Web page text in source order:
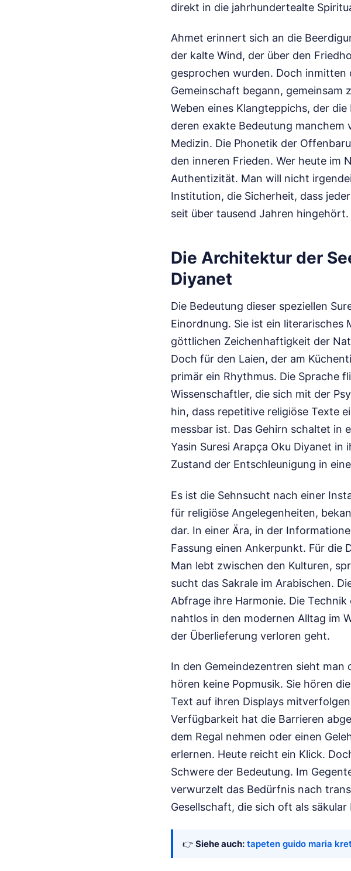
direkt in die jahrhundertealte
Ahmet erinnert sich an die
der kalte Wind, der über den
gesprochen wurden. Doch inmitten
Gemeinschaft begann, gemeinsam
Weben eines Klangteppichs, der
deren exakte Bedeutung
Medizin. Die Phonetik der
den inneren Frieden. Wer heute im
Authentizität. Man will nicht
Institution, die Sicherheit, dass
seit über tausend Jahren hingehört.
Die Architektur der
Diyanet
Die Bedeutung dieser speziellen
Einordnung. Sie ist ein
göttlichen Zeichenhaftigkeit der
Doch für den Laien, der am
primär ein Rhythmus. Die Sprache
Wissenschaftler, die sich mit der
hin, dass repetitive religiöse Texte
messbar ist. Das Gehirn schaltet in
Yasin Suresi Arapça Oku Diyanet
Zustand der Entschleunigung in
Es ist die Sehnsucht nach einer
für religiöse Angelegenheiten,
dar. In einer Ära, in der
Fassung einen Ankerpunkt. Für die
Man lebt zwischen den Kulturen,
sucht das Sakrale im Arabischen.
Abfrage ihre Harmonie. Die
nahtlos in den modernen Alltag im
der Überlieferung verloren geht.
In den Gemeindezentren sieht
hören keine Popmusik. Sie hören
Text auf ihren Displays
Verfügbarkeit hat die Barrieren
dem Regal nehmen oder einen
erlernen. Heute reicht ein Klick.
Schwere der Bedeutung. Im
verwurzelt das Bedürfnis nach
Gesellschaft, die sich oft als
👉 Siehe auch: tapeten guido maria